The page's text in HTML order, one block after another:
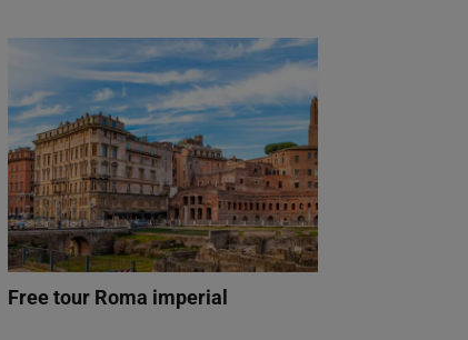
Free tour Roma imperial